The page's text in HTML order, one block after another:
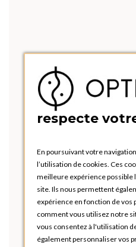
respecte
En poursuivant votre
l’utilisation de cookies. Ces
meilleure expérience possible
site. Ils nous permettent
expérience en fonction de
comment vous utilisez notre
vous consentez à l'utilisation
également personnaliser vos